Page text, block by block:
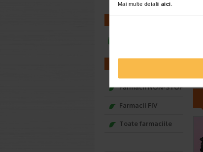
Mai multe detalii aici
Farmacii NON-STOP
Farmacii FIV
Toate farmaciile